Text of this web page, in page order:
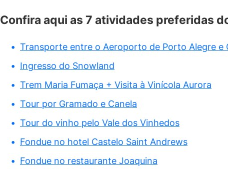
Confira aqui as 7 atividades preferidas
Transporte entre o Aeroporto de Porto Alegre e
Ingresso do Snowland
Trem Maria Fumaça + Visita à Vinícola Aurora
Tour por Gramado e Canela
Tour do vinho pelo Vale dos Vinhedos
Fondue no hotel Castelo Saint Andrews
Fondue no restaurante Joaquina